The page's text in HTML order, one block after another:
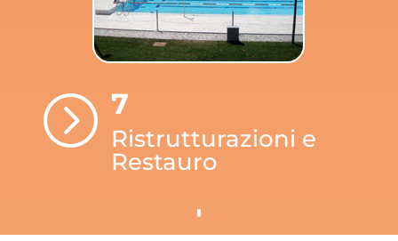
= 7
Ristrutturazioni e
Restauro